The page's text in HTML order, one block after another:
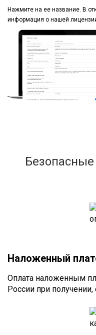
Нажмите на ее название. В
информация о нашей
Наложенный
Оплата наложенным
России при